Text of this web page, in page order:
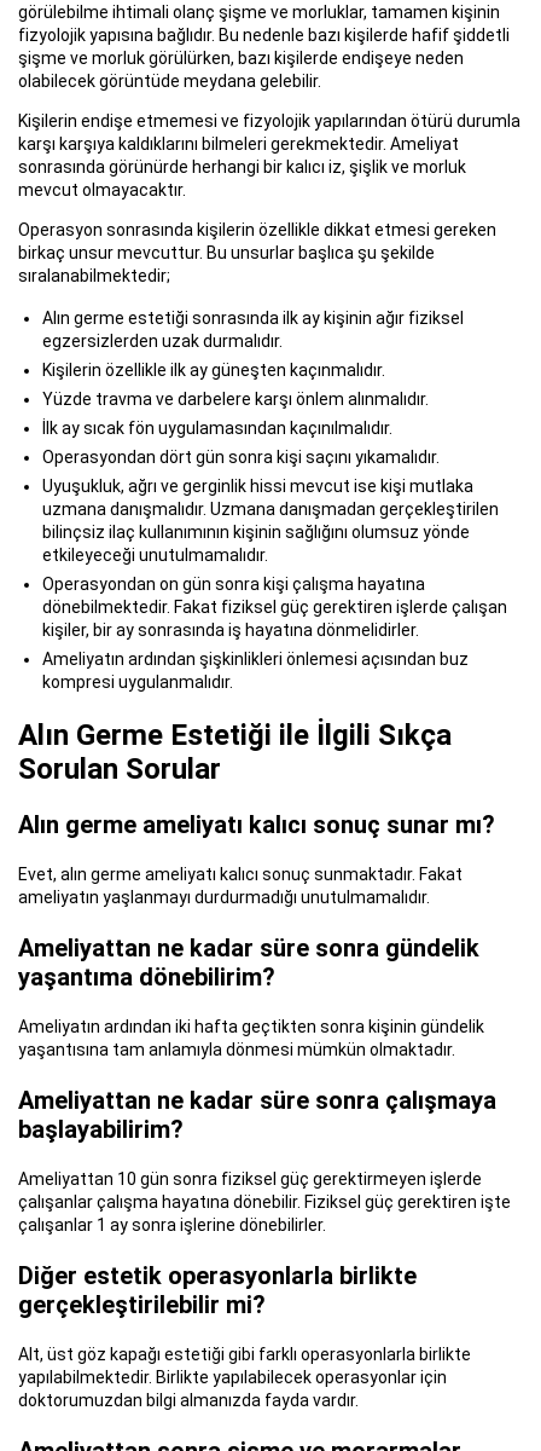
görülebilme ihtimali olanç şişme ve morluklar, tamamen kişinin
fizyolojik yapısına bağlıdır. Bu nedenle bazı kişilerde hafif şiddetli
şişme ve morluk görülürken, bazı kişilerde endişeye neden
olabilecek görüntüde meydana gelebilir.
Kişilerin endişe etmemesi ve fizyolojik yapılarından ötürü durumla
karşı karşıya kaldıklarını bilmeleri gerekmektedir. Ameliyat
sonrasında görünürde herhangi bir kalıcı iz, şişlik ve morluk
mevcut olmayacaktır.
Operasyon sonrasında kişilerin özellikle dikkat etmesi gereken
birkaç unsur mevcuttur. Bu unsurlar başlıca şu şekilde
sıralanabilmektedir;
Alın germe estetiği sonrasında ilk ay kişinin ağır fiziksel
egzersizlerden uzak durmalıdır.
Kişilerin özellikle ilk ay güneşten kaçınmalıdır.
Yüzde travma ve darbelere karşı önlem alınmalıdır.
İlk ay sıcak fön uygulamasından kaçınılmalıdır.
Operasyondan dört gün sonra kişi saçını yıkamalıdır.
Uyuşukluk, ağrı ve gerginlik hissi mevcut ise kişi mutlaka
uzmana danışmalıdır. Uzmana danışmadan gerçekleştirilen
bilinçsiz ilaç kullanımının kişinin sağlığını olumsuz yönde
etkileyeceği unutulmamalıdır.
Operasyondan on gün sonra kişi çalışma hayatına
dönebilmektedir. Fakat fiziksel güç gerektiren işlerde çalışan
kişiler, bir ay sonrasında iş hayatına dönmelidirler.
Ameliyatın ardından şişkinlikleri önlemesi açısından buz
kompresi uygulanmalıdır.
Alın Germe Estetiği ile İlgili Sıkça
Sorulan Sorular
Alın germe ameliyatı kalıcı sonuç sunar mı?
Evet, alın germe ameliyatı kalıcı sonuç sunmaktadır. Fakat
ameliyatın yaşlanmayı durdurmadığı unutulmamalıdır.
Ameliyattan ne kadar süre sonra gündelik
yaşantıma dönebilirim?
Ameliyatın ardından iki hafta geçtikten sonra kişinin gündelik
yaşantısına tam anlamıyla dönmesi mümkün olmaktadır.
Ameliyattan ne kadar süre sonra çalışmaya
başlayabilirim?
Ameliyattan 10 gün sonra fiziksel güç gerektirmeyen işlerde
çalışanlar çalışma hayatına dönebilir. Fiziksel güç gerektiren işte
çalışanlar 1 ay sonra işlerine dönebilirler.
Diğer estetik operasyonlarla birlikte
gerçekleştirilebilir mi?
Alt, üst göz kapağı estetiği gibi farklı operasyonlarla birlikte
yapılabilmektedir. Birlikte yapılabilecek operasyonlar için
doktorumuzdan bilgi almanızda fayda vardır.